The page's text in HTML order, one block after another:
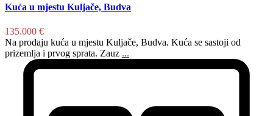
Kuća u mjestu Kuljače, Budva
135.000 €
Na prodaju kuća u mjestu Kuljače, Budva. Kuća se sastoji od
prizemlja i prvog sprata. Zauz ...